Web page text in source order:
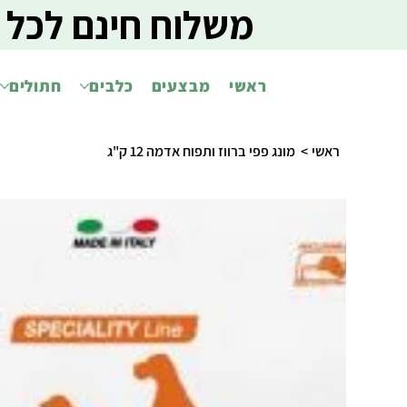
ראשי מבצעים כלבים חתולים
משלוח חינם
ראשי > מונג פפי ברווז ותפוח אדמה 12 ק"ג